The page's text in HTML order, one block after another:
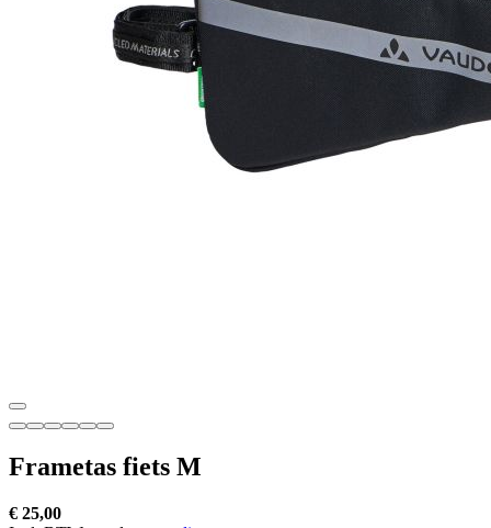
Frametas fiets M
€ 25,00